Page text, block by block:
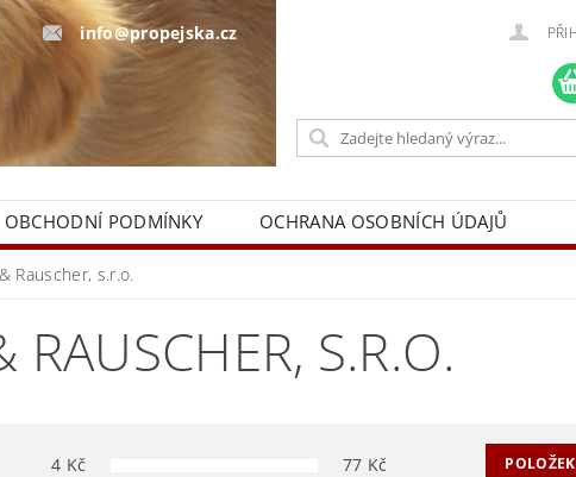
info@propejska.cz
OBCHODNÍ PODMÍNKY
OCHRANA OSOBNÍCH ÚDAJŮ
Rauscher, s.r.o.
S.R.O.
4 Kč 77 Kč